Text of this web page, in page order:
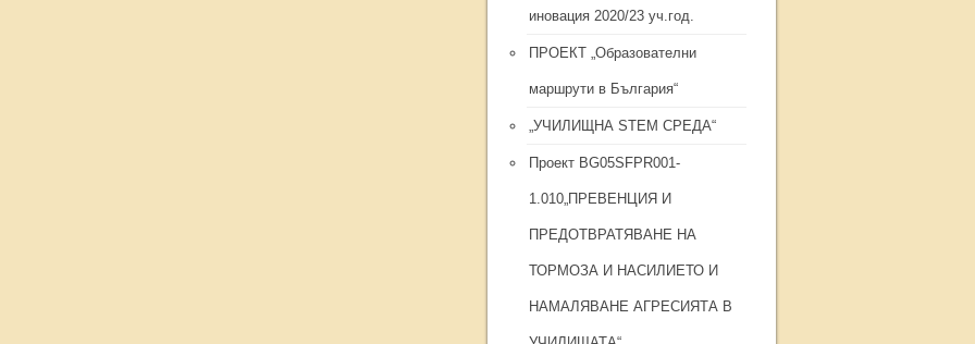
иновация 2020/23 уч.год.
ПРОЕКТ „Образователни
маршрути в България“
„УЧИЛИЩНА STEM СРЕДА“
Проект BG05SFPR001-
1.010„ПРЕВЕНЦИЯ И
ПРЕДОТВРАТЯВАНЕ НА
ТОРМОЗА И НАСИЛИЕТО И
НАМАЛЯВАНЕ АГРЕСИЯТА В